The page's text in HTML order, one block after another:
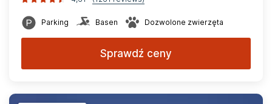
Parking Basen Dozwolone zwierzęta
Sprawdź ceny